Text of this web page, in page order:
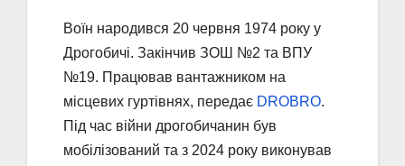
Воїн народився 20 червня 1974 року у
Дрогобичі. Закінчив ЗОШ №2 та ВПУ
№19. Працював вантажником на
місцевих гуртівнях, передає DROBRO.
Під час війни дрогобичанин був
мобілізований та з 2024 року виконував